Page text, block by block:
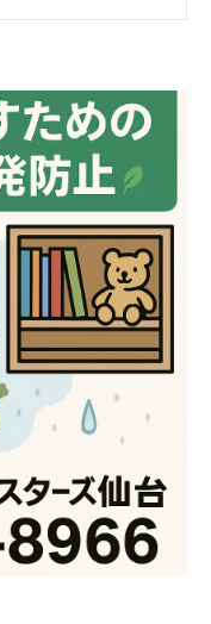
除去方法
てはいけないこ
スとは？
法®カビバスタ